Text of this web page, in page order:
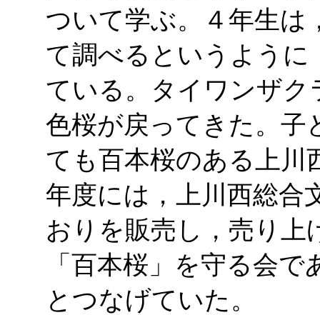
ついて学ぶ。４年生は
て調べるというように
ている。タイワンザ
色桜が戻ってきた。子
ても百本桜のある上川
年度には，上川西総合
おりを販売し，売り上
「百本桜」を守る会
とつなげていた。